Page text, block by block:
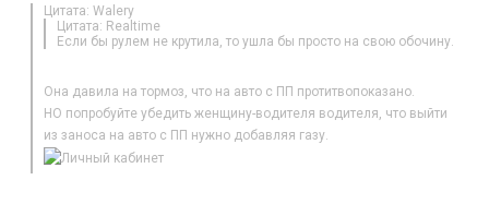
Цитата: Walery
Цитата: Realtime
Если бы рулем не крутила, то ушла бы просто на свою обочину.
Она давила на тормоз, что на авто с ПП протитвопоказано.
НО попробуйте убедить женщину-водителя водителя, что выйти
из заноса на авто с ПП нужно добавляя газу.